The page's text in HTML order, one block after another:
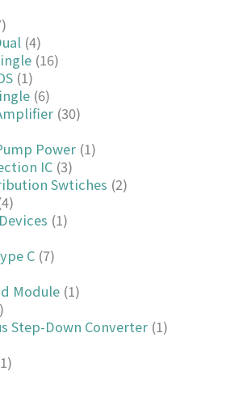
(4)
(16)
(1)
(6)
(30)
Power (1)
IC (3)
Swtiches (2)
(1)
C (7)
Module (1)
Step-Down Converter (1)